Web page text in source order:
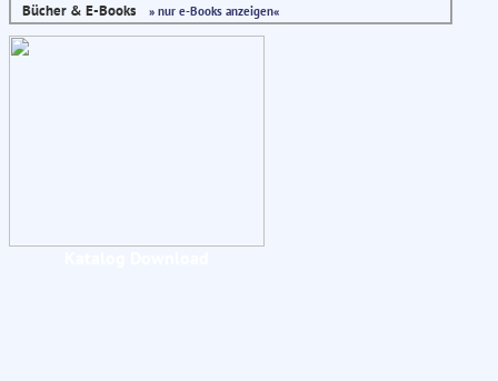
Bücher & E-Books » nur e-Books anzeigen«